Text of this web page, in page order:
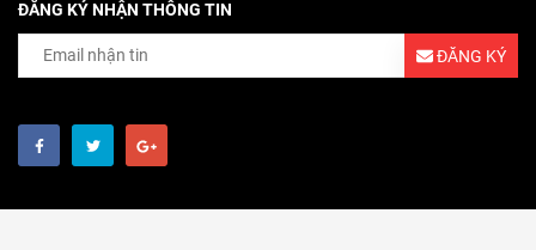
ĐĂNG KÝ NHẬN THÔNG TIN
ĐĂNG KÝ